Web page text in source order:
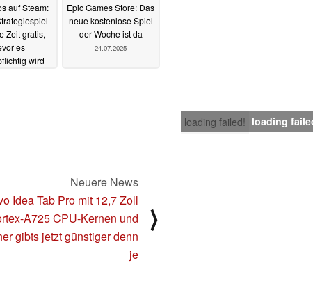
auf Steam:
Zeit gratis,
es
wird
Epic Games Store: Das
neue kostenlose Spiel
der Woche ist da
24.07.2025
loading failed! loading
Neuere News
Idea Tab Pro mit 12,7 Zoll
A725 CPU-Kernen und
gibts jetzt günstiger denn
je
⟩